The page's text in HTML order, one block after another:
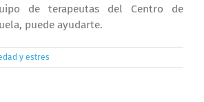
de terapeutas del Centro de
puede ayudarte.
y estres